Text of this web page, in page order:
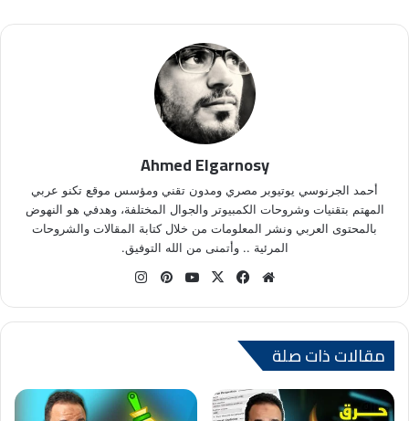
Ahmed Elgarnosy
أحمد الجرنوسي يوتيوبر مصري ومدون تقني ومؤسس موقع تكنو عربي
المهتم بتقنيات وشروحات الكمبيوتر والجوال المختلفة، وهدفي هو النهوض
بالمحتوى العربي ونشر المعلومات من خلال كتابة المقالات والشروحات
المرئية .. وأتمنى من الله التوفيق.
موق
الوي
ب
في
وك
X
يوتي
بينتي
س
ام
مقالات ذات صلة